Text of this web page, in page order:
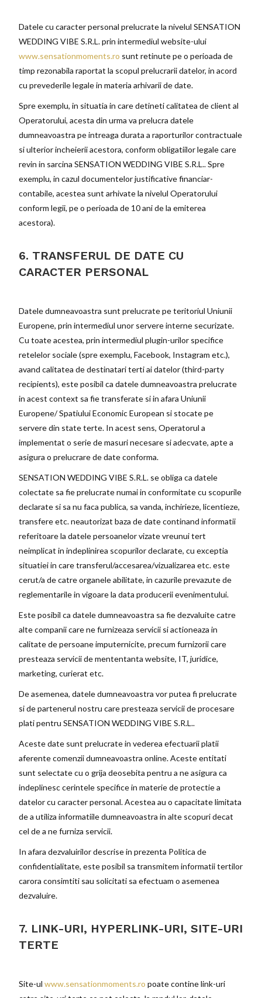
Datele cu caracter personal prelucrate la nivelul SENSATION
WEDDING VIBE S.R.L. prin intermediul website-ului
www.sensationmoments.ro sunt retinute pe o perioada de
timp rezonabila raportat la scopul prelucrarii datelor, in acord
cu prevederile legale in materia arhivarii de date.
Spre exemplu, in situatia in care detineti calitatea de client al
Operatorului, acesta din urma va prelucra datele
dumneavoastra pe intreaga durata a raporturilor contractuale
si ulterior incheierii acestora, conform obligatiilor legale care
revin in sarcina SENSATION WEDDING VIBE S.R.L.. Spre
exemplu, in cazul documentelor justificative financiar-
contabile, acestea sunt arhivate la nivelul Operatorului
conform legii, pe o perioada de 10 ani de la emiterea
acestora).
6. TRANSFERUL DE DATE CU
CARACTER PERSONAL
Datele dumneavoastra sunt prelucrate pe teritoriul Uniunii
Europene, prin intermediul unor servere interne securizate.
Cu toate acestea, prin intermediul plugin-urilor specifice
retelelor sociale (spre exemplu, Facebook, Instagram etc.),
avand calitatea de destinatari terti ai datelor (third-party
recipients), este posibil ca datele dumneavoastra prelucrate
in acest context sa fie transferate si in afara Uniunii
Europene/ Spatiului Economic European si stocate pe
servere din state terte. In acest sens, Operatorul a
implementat o serie de masuri necesare si adecvate, apte a
asigura o prelucrare de date conforma.
SENSATION WEDDING VIBE S.R.L. se obliga ca datele
colectate sa fie prelucrate numai in conformitate cu scopurile
declarate si sa nu faca publica, sa vanda, inchirieze, licentieze,
transfere etc. neautorizat baza de date continand informatii
referitoare la datele persoanelor vizate vreunui tert
neimplicat in indeplinirea scopurilor declarate, cu exceptia
situatiei in care transferul/accesarea/vizualizarea etc. este
cerut/a de catre organele abilitate, in cazurile prevazute de
reglementarile in vigoare la data producerii evenimentului.
Este posibil ca datele dumneavoastra sa fie dezvaluite catre
alte companii care ne furnizeaza servicii si actioneaza in
calitate de persoane imputernicite, precum furnizorii care
presteaza servicii de mententanta website, IT, juridice,
marketing, curierat etc.
De asemenea, datele dumneavoastra vor putea fi prelucrate
si de partenerul nostru care presteaza servicii de procesare
plati pentru SENSATION WEDDING VIBE S.R.L..
Aceste date sunt prelucrate in vederea efectuarii platii
aferente comenzii dumneavoastra online. Aceste entitati
sunt selectate cu o grija deosebita pentru a ne asigura ca
indeplinesc cerintele specifice in materie de protectie a
datelor cu caracter personal. Acestea au o capacitate limitata
de a utiliza informatiile dumneavoastra in alte scopuri decat
cel de a ne furniza servicii.
In afara dezvaluirilor descrise in prezenta Politica de
confidentialitate, este posibil sa transmitem informatii tertilor
carora consimtiti sau solicitati sa efectuam o asemenea
dezvaluire.
7. LINK-URI, HYPERLINK-URI, SITE-URI
TERTE
Site-ulwww.sensationmoments.ro poate contine link-uri